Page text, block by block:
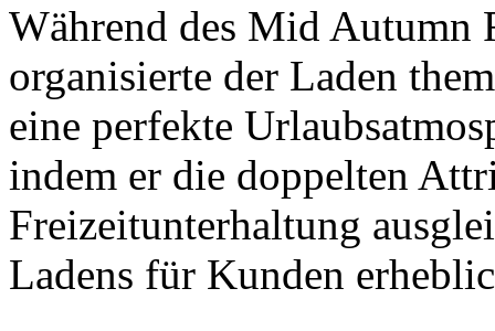
Während des Mid Autumn
organisierte der Laden
eine perfekte
indem er die doppelten
Freizeitunterhaltung
Ladens für Kunden